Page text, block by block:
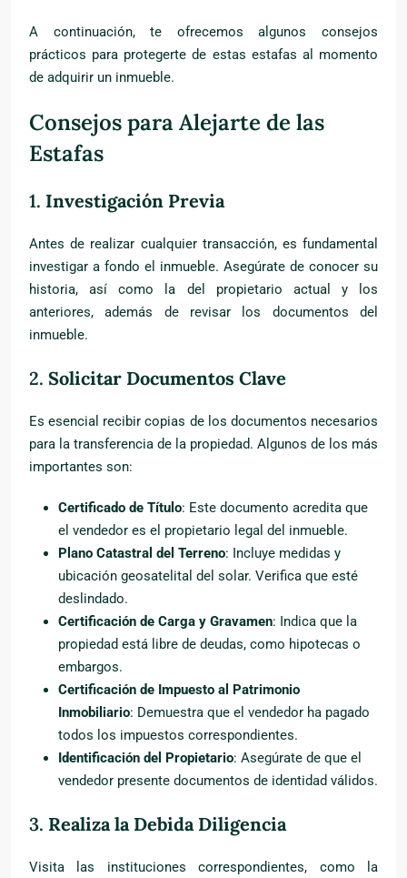
A continuación, te ofrecemos algunos consejos
prácticos para protegerte de estas estafas al momento
de adquirir un inmueble.
Consejos para Alejarte de las
Estafas
1. Investigación Previa
Antes de realizar cualquier transacción, es fundamental
investigar a fondo el inmueble. Asegúrate de conocer su
historia, así como la del propietario actual y los
anteriores, además de revisar los documentos del
inmueble.
2. Solicitar Documentos Clave
Es esencial recibir copias de los documentos necesarios
para la transferencia de la propiedad. Algunos de los más
importantes son:
Certificado de Título: Este documento acredita que
el vendedor es el propietario legal del inmueble.
Plano Catastral del Terreno: Incluye medidas y
ubicación geosatelital del solar. Verifica que esté
deslindado.
Certificación de Carga y Gravamen: Indica que la
propiedad está libre de deudas, como hipotecas o
embargos.
Certificación de Impuesto al Patrimonio
Inmobiliario: Demuestra que el vendedor ha pagado
todos los impuestos correspondientes.
Identificación del Propietario: Asegúrate de que el
vendedor presente documentos de identidad válidos.
3. Realiza la Debida Diligencia
Visita las instituciones correspondientes, como la